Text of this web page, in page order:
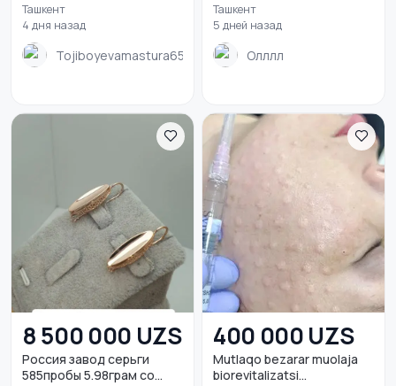
Ташкент
4 дня назад
Tojiboyevamastura657
Ташкент
5 дней назад
Олллл
8 500 000 UZS
Россия завод серьги
585пробы 5.98грам со...
400 000 UZS
Mutlaqo bezarar muolaja
biorevitalizatsi...